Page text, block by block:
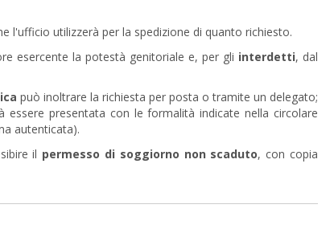
l'ufficio utilizzerà per la spedizione di quanto richiesto.
esercente la potestà genitoriale e, per gli interdetti, dal
può inoltrare la richiesta per posta o tramite un delegato;
presentata con le formalità indicate nella circolare
autenticata).
il permesso di soggiorno non scaduto, con copia